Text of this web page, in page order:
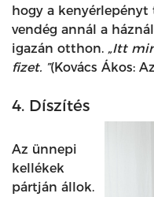
hogy a kenyérlepényt
vendég annál a
igazán otthon. „Itt
fizet. ”(Kovács Ákos:
4. Díszítés
Az ünnepi
kellékek
pártján állok.